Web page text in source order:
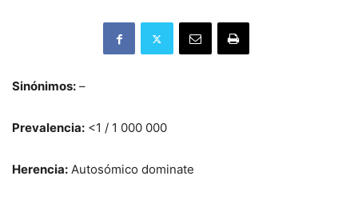
Sinónimos: –
Prevalencia: <1 / 1 000 000
Herencia: Autosómico dominate